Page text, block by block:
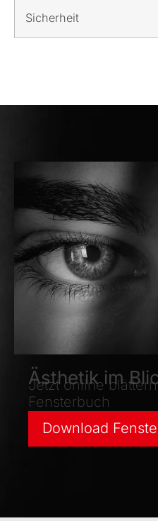
Sicherheit
Ästhetik im
Jetzt online
Fensterbuch
Download